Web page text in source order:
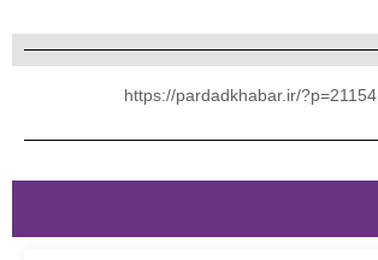
https://pardadkhabar.ir/?p=21154